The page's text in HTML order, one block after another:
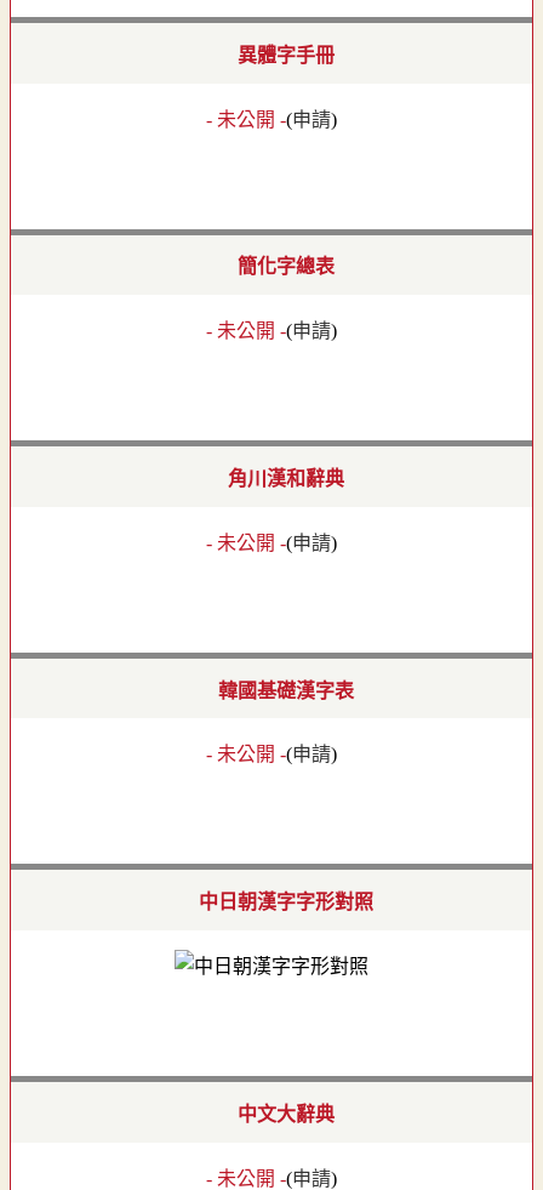
異體字手冊
- 未公開 -(申請)
簡化字總表
- 未公開 -(申請)
角川漢和辭典
- 未公開 -(申請)
韓國基礎漢字表
- 未公開 -(申請)
中日朝漢字字形對照
中文大辭典
- 未公開 -(申請)